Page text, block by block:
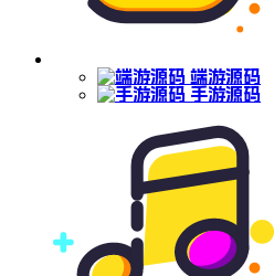
端游源码
手游源码